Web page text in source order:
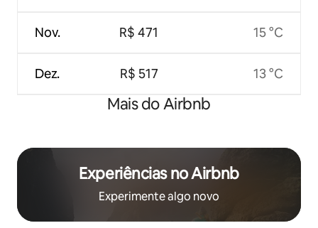
Nov.
Dez.
R$ 471
R$ 517
15 °C
13 °C
Mais do Airbnb
Experiências no Airbnb
Experimente algo novo